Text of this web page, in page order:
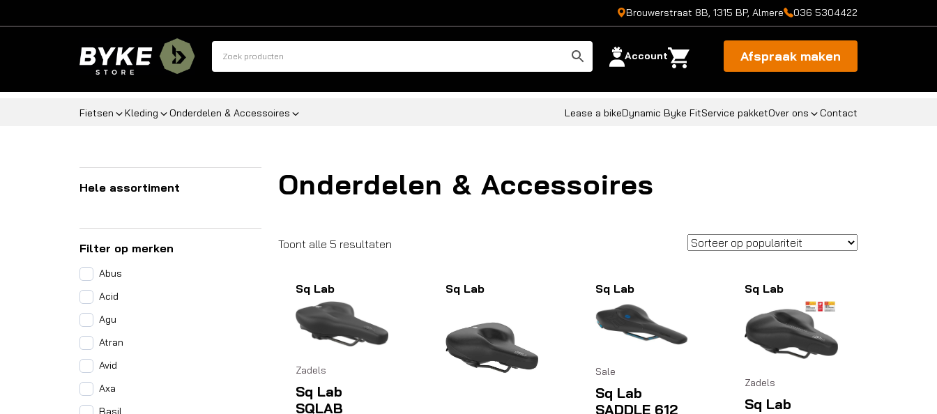
Brouwerstraat 8B, 1315 BP, Almere 036 5304422
Account Afspraak maken
Fietsen Kleding Onderdelen & Accessoires Lease a bikeDynamic Byke FitService pakketOver ons Contact
Hele assortiment
Filter op merken
Abus
Acid
Agu
Atran
Avid
Axa
Basil
Onderdelen & Accessoires
Toont alle 5 resultaten
populariteit
Sq Lab
Zadels
Sq Lab
SQLAB
Sq Lab Sq Lab
Sale
Sq Lab
SADDLE 612
Sq Lab
Zadels
Sq Lab